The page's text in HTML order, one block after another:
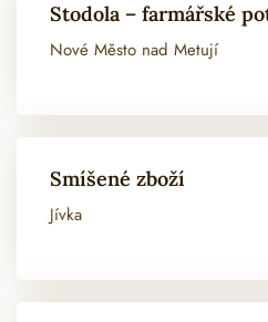
Stodola – farmářské
Nové Město nad Metují
Smíšené zboží
Jívka